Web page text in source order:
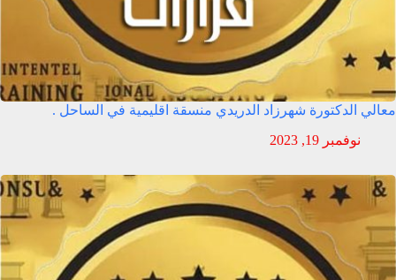
معالي الدكتورة شهرزاد الدريدي منسقة اقليمية في الساحل .
نوفمبر 19, 2023